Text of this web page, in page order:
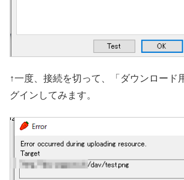
↑一度、接続を切って、「ダウンロード
グインしてみます。